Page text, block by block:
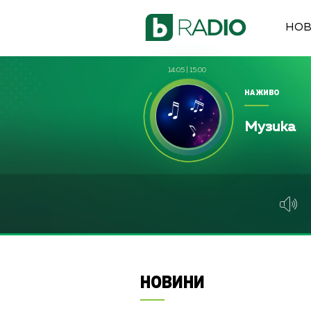
14:05 15:00
НА ЖИВО
Музика
НОВИНИ